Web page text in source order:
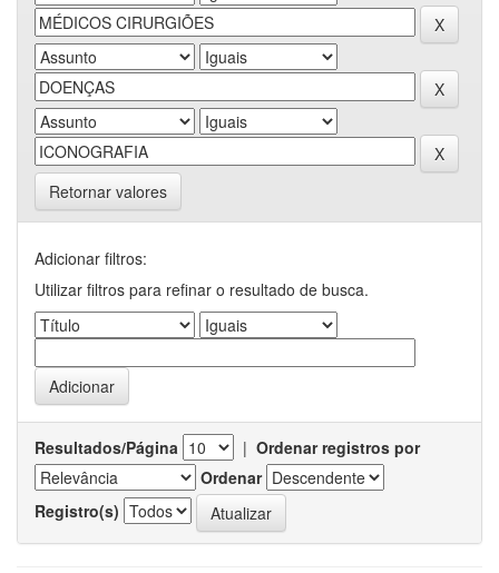
Retornar valores
Adicionar filtros:
Utilizar filtros para refinar o resultado de busca.
Resultados/Página | Ordenar registros por
Ordenar
Registro(s)